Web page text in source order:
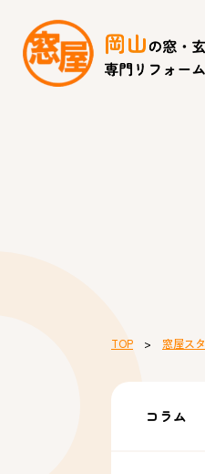
TOP > 窓屋ス
コラム